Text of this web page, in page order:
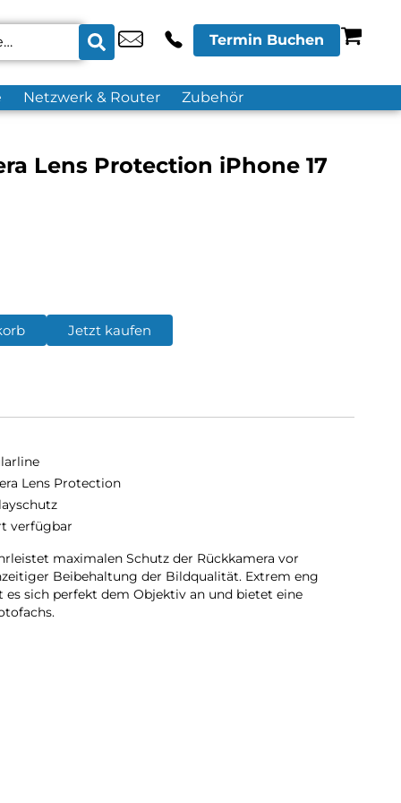
Termin Buchen
Netzwerk & Router Zubehör
Lens Protection iPhone 17
Jetzt kaufen
Lens Protection
verfügbar
maximalen Schutz der Rückkamera vor
Beibehaltung der Bildqualität. Extrem eng
es sich perfekt dem Objektiv an und bietet eine